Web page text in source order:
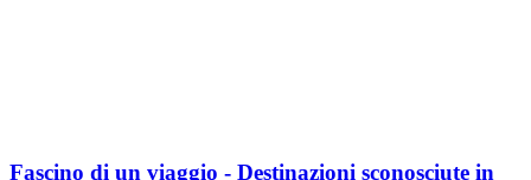
Fascino di un viaggio - Destinazioni sconosciute in